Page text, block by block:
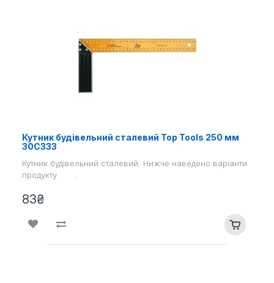
Кутник будівельний сталевий Top Tools 250 мм
30С333
Кутник будівельний сталевий. Нижче наведено варіанти
продукту. ..
83₴